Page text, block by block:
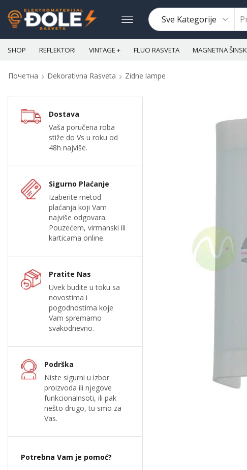
SHOP REFLEKTORI VINTAGE + FLUO RASVETA MAGNETNA
Почетна Dekorativna Rasveta Zidne lampe
Dostava
Vaša poručena roba
stiže do Vs u roku od
48h najviše.
Sigurno Plaćanje
Izaberite metod
plaćanja koji Vam
najviše odgovara.
Pouzećem, virmanski ili
karticama online.
Pratite Nas
Uvek budite u toku sa
novostima i
pogodnostima koje
Vam spremamo
svakodnevno.
Podrška
Niste sigurni u izbor
proizvoda ili njegove
funkcionalnsoti, ili pak
nešto drugo, tu smo za
Vas.
Potrebna Vam je pomoć?